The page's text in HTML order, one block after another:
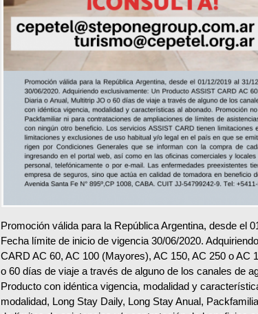
Promoción válida para la República Argentina, desde el
Fecha límite de inicio de vigencia 30/06/2020.
CARD AC 60, AC 100 (Mayores), AC 150, AC 250 o AC
o 60 días de viaje a través de alguno de los canales de
Producto con idéntica vigencia, modalidad y
modalidad, Long Stay Daily, Long Stay Anual,